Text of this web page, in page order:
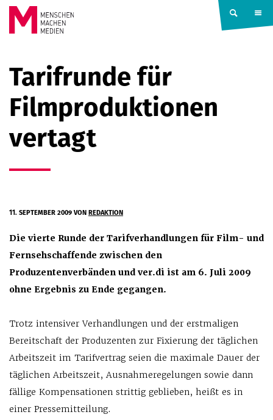
Springe zum Inhalt
MACHEN
MEDIEN
Tarifrunde für
Filmproduktionen
vertagt
11. SEPTEMBER 2009VONREDAKTION
Die vierte Runde der Tarifverhandlungen für Film- und
Fernsehschaffende zwischen den
Produzentenverbänden und ver.di ist am 6. Juli 2009
ohne Ergebnis zu Ende gegangen.
Trotz intensiver Verhandlungen und der erstmaligen
Bereitschaft der Produzenten zur Fixierung der täglichen
Arbeitszeit im Tarifvertrag seien die maximale Dauer der
täglichen Arbeitszeit, Ausnahmeregelungen sowie dann
fällige Kompensationen strittig geblieben, heißt es in
einer Pressemitteilung.